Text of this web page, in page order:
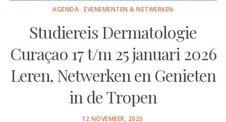
AGENDA EVENEMENTEN & NETWERKEN
Studiereis Dermatologie
Curaçao 17 t/m 25 januari 2026
Leren, Netwerken en Genieten
in de Tropen
POSTED
12 NOVEMBER, 2025